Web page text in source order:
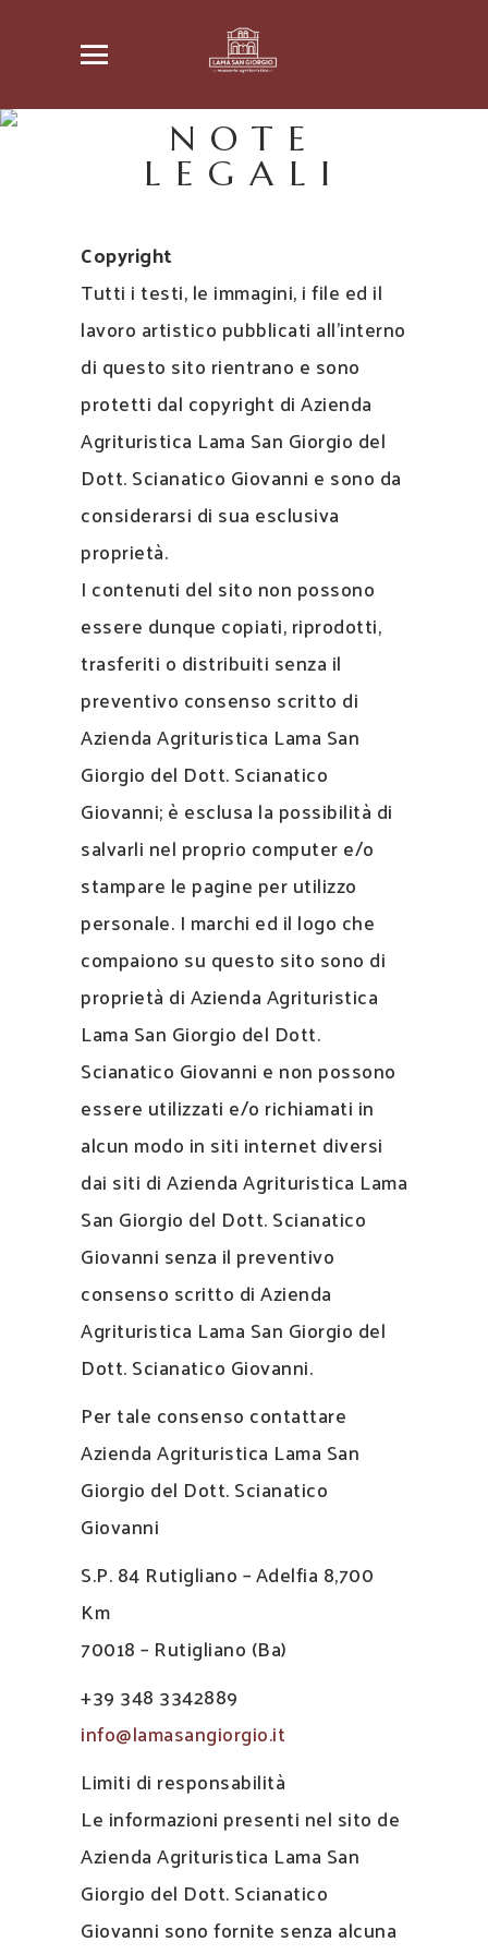
NOTE
LEGALI
Copyright
Tutti i testi, le immagini, i file ed il
lavoro artistico pubblicati all’interno
di questo sito rientrano e sono
protetti dal copyright di Azienda
Agrituristica Lama San Giorgio del
Dott. Scianatico Giovanni e sono da
considerarsi di sua esclusiva
proprietà.
I contenuti del sito non possono
essere dunque copiati, riprodotti,
trasferiti o distribuiti senza il
preventivo consenso scritto di
Azienda Agrituristica Lama San
Giorgio del Dott. Scianatico
Giovanni; è esclusa la possibilità di
salvarli nel proprio computer e/o
stampare le pagine per utilizzo
personale. I marchi ed il logo che
compaiono su questo sito sono di
proprietà di Azienda Agrituristica
Lama San Giorgio del Dott.
Scianatico Giovanni e non possono
essere utilizzati e/o richiamati in
alcun modo in siti internet diversi
dai siti di Azienda Agrituristica Lama
San Giorgio del Dott. Scianatico
Giovanni senza il preventivo
consenso scritto di Azienda
Agrituristica Lama San Giorgio del
Dott. Scianatico Giovanni.
Per tale consenso contattare
Azienda Agrituristica Lama San
Giorgio del Dott. Scianatico
Giovanni
S.P. 84 Rutigliano – Adelfia 8,700
Km
70018 – Rutigliano (Ba)
+39 348 3342889
info@lamasangiorgio.it
Limiti di responsabilità
Le informazioni presenti nel sito de
Azienda Agrituristica Lama San
Giorgio del Dott. Scianatico
Giovanni sono fornite senza alcuna